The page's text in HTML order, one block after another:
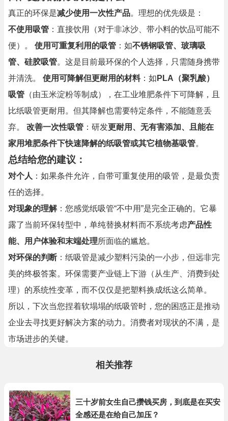
真正的环保是减少使用一次性产品。理想的优先级是：
不使用吸管 ：直接饮用（对于非冰沙、带小料的饮品可能不
便）。 使用可重复利用的吸管 ：如不锈钢吸管、玻璃吸
管、硅胶吸管。这是目前最环保的个人选择，只需随身携带
并清洗。 使用可降解但更耐用的材料：如 PLA（聚乳酸）
吸管 （由玉米淀粉等制成），在工业堆肥条件下可降解，且
比纸吸管更耐用。但其降解也需要特定条件，不能随意丢
弃。 改善一次性吸管 ：研发更耐用、无有害添加、且能在
家用堆肥条件下快速降解的纸吸管或其它植物基吸管。
总结给您的建议：
对个人 ：如果条件允许，自带可重复使用的吸管，是最负责
任的选择。
对现象的理解：您感觉纸吸管“不中用”是完全正确的。它暴
露了当前环保转型中，单纯替换材料而不系统考虑产品性
能、用户体验和末端处理所面临的尴尬。
对环保的判断 ：纸吸管是减少塑料污染的一小步，但远非完
美的终极答案。环保需要产业链上下游（从生产、消费到处
理）的系统性变革，而不仅仅是把塑料换成纸这么简单。
所以，下次当您捏着软塌塌的纸吸管时，您的困惑正是推动
企业去寻找更好解决方案的动力。消费者对现状的不满，是
市场进步的关键。
相关推荐
三十岁前女生自己攒钱买房，到底是在买安
全感还是在给自己加压？